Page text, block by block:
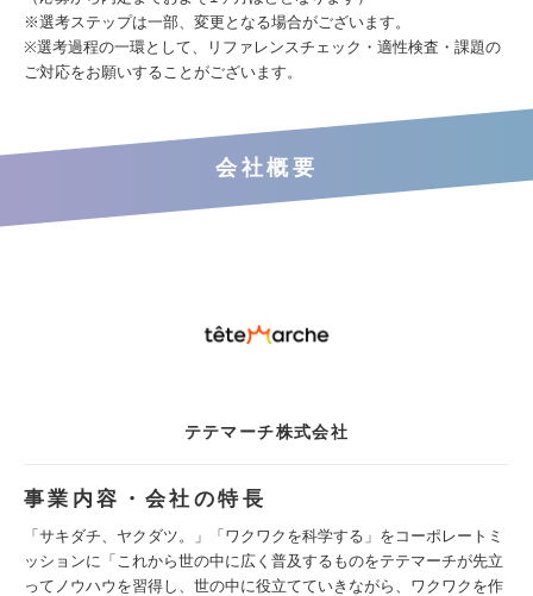
※選考ステップは一部、変更となる場合がございます。
※選考過程の一環として、リファレンスチェック・適性検査・課題の
ご対応をお願いすることがございます。
会社概要
テテマーチ株式会社
事業内容・会社の特長
「サキダチ、ヤクダツ。」「ワクワクを科学する」をコーポレートミ
ッションに「これから世の中に広く普及するものをテテマーチが先立
ってノウハウを習得し、世の中に役立てていきながら、ワクワクを作